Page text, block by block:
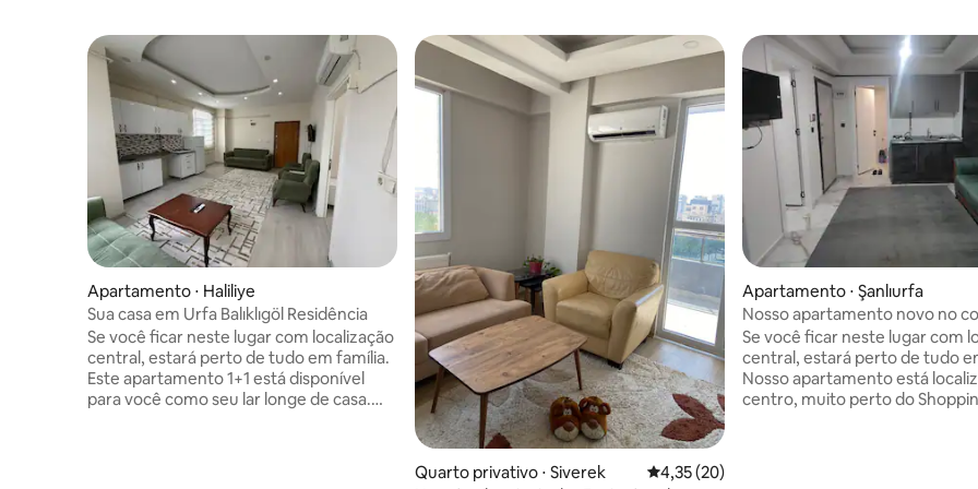
Apartamento ⋅ Haliliye
Sua casa em Urfa Balıklıgöl Residência
Se você ficar neste lugar com localização
central, estará perto de tudo em família.
Este apartamento 1+1 está disponível
para você como seu lar longe de casa.
Quarto privativo ⋅ Siverek 4,35 de uma avaliação média de 5, 20
4,35 (20)
Apartamento ⋅ Şanlıurfa
Nosso apartamento novo no
cidade está ao seu serviço
Se você ficar neste lugar com
central, estará perto de tudo
Nosso apartamento está
centro, muito perto do